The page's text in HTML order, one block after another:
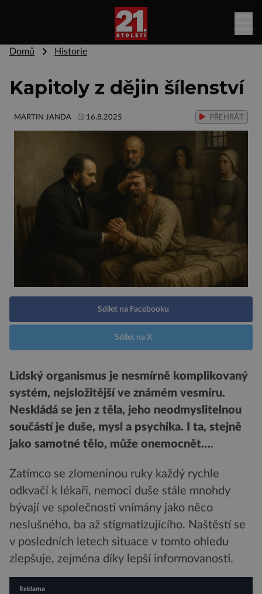
Domů Historie
Kapitoly z dějin šílenství
MARTIN JANDA 16.8.2025 PŘEHRÁT
Sdílet na Facebooku
Sdílet na X
Lidský organismus je nesmírně komplikovaný
systém, nejsložitější ve známém vesmíru.
Neskládá se jen z těla, jeho neodmyslitelnou
součástí je duše, mysl a psychika. I ta, stejně
jako samotné tělo, může onemocnět….
Zatímco se zlomeninou ruky každý rychle
odkvačí k lékaři, nemoci duše stále mnohdy
bývají ve společnosti vnímány jako něco
neslušného, ba až stigmatizujícího. Naštěstí se
v posledních letech situace v tomto ohledu
zlepšuje, zejména díky lepší informovanosti.
Reklama